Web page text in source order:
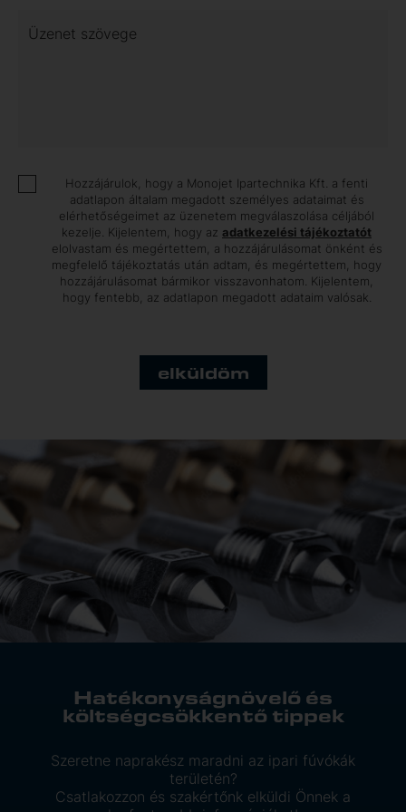
Üzenet szövege
Hozzájárulok, hogy a Monojet Ipartechnika Kft. a fenti
adatlapon általam megadott személyes adataimat és
elérhetőségeimet az üzenetem megválaszolása céljából
kezelje. Kijelentem, hogy az adatkezelési tájékoztatót
elolvastam és megértettem, a hozzájárulásomat önként és
megfelelő tájékoztatás után adtam, és megértettem, hogy
hozzájárulásomat bármikor visszavonhatom. Kijelentem,
hogy fentebb, az adatlapon megadott adataim valósak.
elküldöm
Hatékonyságnövelő és
költségcsökkentő tippek
Szeretne naprakész maradni az ipari fúvókák
területén?
Csatlakozzon és szakértőnk elküldi Önnek a